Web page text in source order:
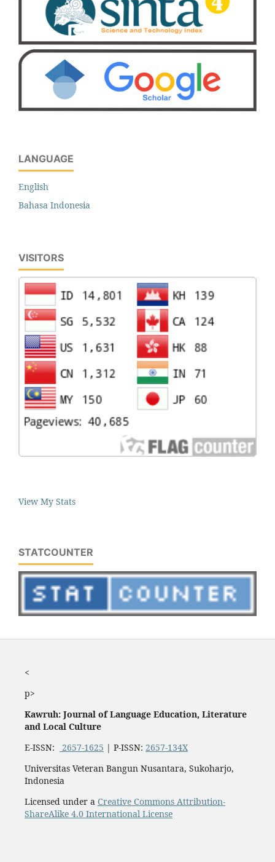
LANGUAGE
English
Bahasa Indonesia
VISITORS
View My Stats
STATCOUNTER
<
p>
Kawruh: Journal of Language Education, Literature
and Local Culture
E-ISSN:
2657-1625 | P-ISSN: 2657-134X
Universitas Veteran Bangun Nusantara, Sukoharjo,
Indonesia
Licensed under a Creative Commons Attribution-
ShareAlike 4.0 International License